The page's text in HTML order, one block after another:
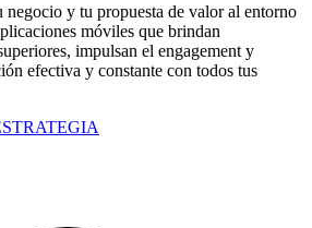
negocio y tu propuesta de valor al entorno
móviles que brindan
impulsan el engagement y
efectiva y constante con todos tus